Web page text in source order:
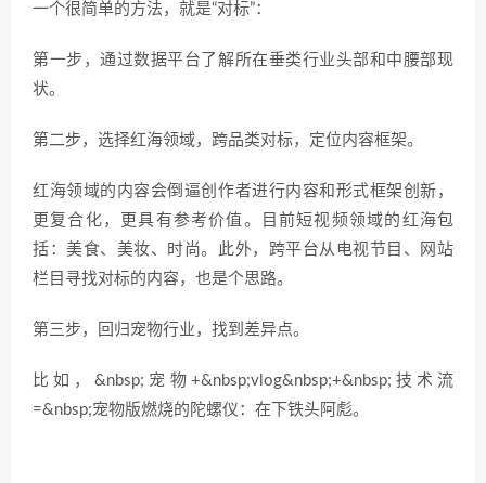
一个很简单的方法，就是“对标”：
第一步，通过数据平台了解所在垂类行业头部和中腰部现
状。
第二步，选择红海领域，跨品类对标，定位内容框架。
红海领域的内容会倒逼创作者进行内容和形式框架创新，
更复合化，更具有参考价值。目前短视频领域的红海包
括：美食、美妆、时尚。此外，跨平台从电视节目、网站
栏目寻找对标的内容，也是个思路。
第三步，回归宠物行业，找到差异点。
比如，&nbsp;宠物+&nbsp;vlog&nbsp;+&nbsp;技术流
=&nbsp;宠物版燃烧的陀螺仪：在下铁头阿彪。